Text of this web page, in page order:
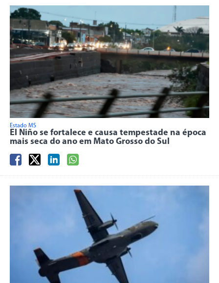
Estado MS
El Niño se fortalece e causa tempestade na época
mais seca do ano em Mato Grosso do Sul